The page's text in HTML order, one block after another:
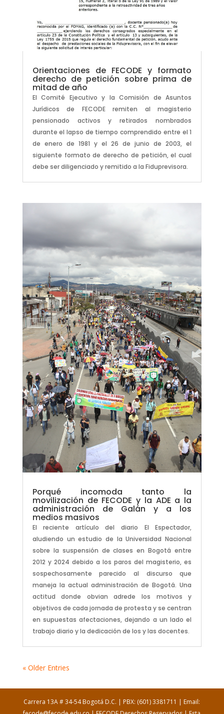
Orientaciones de FECODE y formato
derecho de petición sobre prima de
mitad de año
El Comité Ejecutivo y la Comisión de Asuntos
Jurídicos de FECODE remiten al magisterio
pensionado activos y retirados nombrados
durante el lapso de tiempo comprendido entre el 1
de enero de 1981 y el 26 de junio de 2003, el
siguiente formato de derecho de petición, el cual
debe ser diligenciado y remitido a la Fiduprevisora.
Porqué incomoda tanto la
movilización de FECODE y la ADE a la
administración de Galán y a los
medios masivos
El reciente artículo del diario El Espectador,
aludiendo un estudio de la Universidad Nacional
sobre la suspensión de clases en Bogotá entre
2012 y 2024 debido a los paros del magisterio, es
sospechosamente parecido al discurso que
maneja la actual administración de Bogotá. Una
actitud donde obvian adrede los motivos y
objetivos de cada jornada de protesta y se centran
en supuestas afectaciones, dejando a un lado el
trabajo diario y la dedicación de los y las docentes.
« Older Entries
Carrera 13A # 34-54 Bogotá D.C. | PBX: (601) 3381711 | Email: